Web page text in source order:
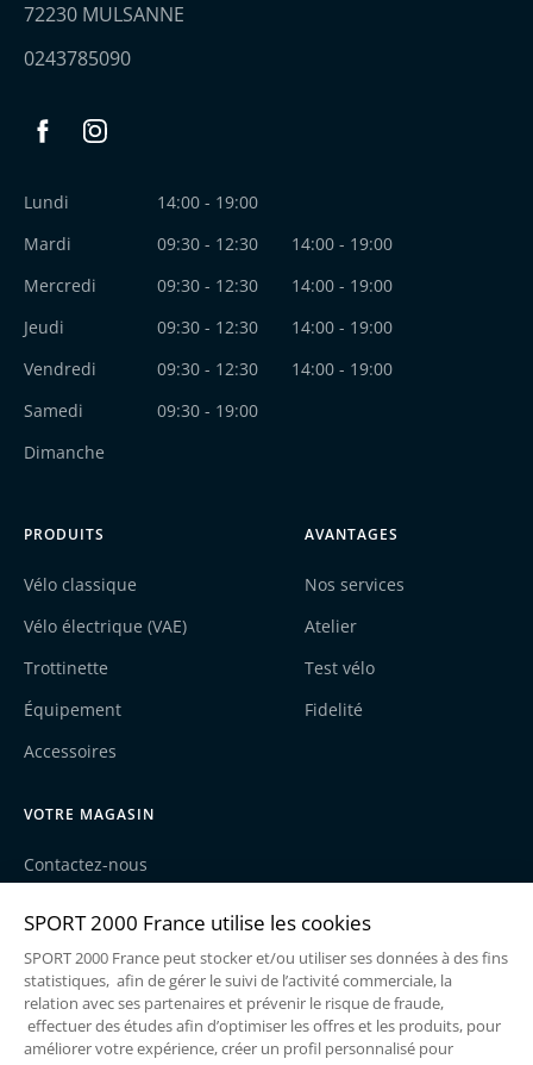
72230 MULSANNE
0243785090
Lundi
14:00 - 19:00
Mardi
09:30 - 12:30
14:00 - 19:00
Mercredi
09:30 - 12:30
14:00 - 19:00
Jeudi
09:30 - 12:30
14:00 - 19:00
Vendredi
09:30 - 12:30
14:00 - 19:00
Samedi
09:30 - 19:00
Dimanche
PRODUITS
Vélo classique
Vélo électrique (VAE)
Trottinette
Équipement
Accessoires
AVANTAGES
Nos services
Atelier
Test vélo
Fidelité
VOTRE MAGASIN
Contactez-nous
Recrutement
Une enseigne du groupe Sport2000